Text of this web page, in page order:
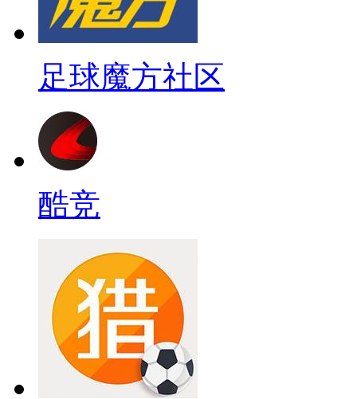
足球魔方社区
酷竞